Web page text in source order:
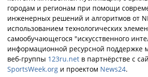
городам и регионам при помощи
инженерных решений и алгоритмов от
использованием технологических
самообучающегося "искусственного
информационной ресурсной поддержке
веб-группы 123ru.net в партнёрстве с
SportsWeek.org и проектом News24.